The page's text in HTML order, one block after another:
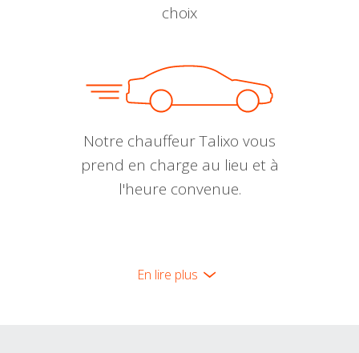
choix
Notre chauffeur Talixo vous
prend en charge au lieu et à
l'heure convenue.
En lire plus